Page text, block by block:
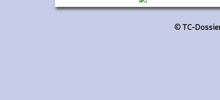
1460 (Keolis Lyon)
© TC-